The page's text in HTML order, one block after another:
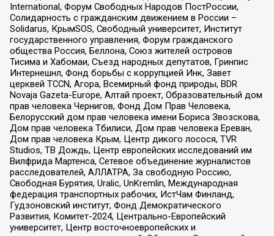
International, Форум Свободных Народов ПостРоссии,
Солидарность с гражданским движением в России –
Solidarus, КрымSOS, Свободный университет, Институт
государственного управления, Форум гражданского
общества Россия, Беллона, Союз жителей островов
Тисима и Хабомаи, Съезд народных депутатов, Гринпис
Интернешнл, Фонд борьбы с коррупцией Инк, Завет
церквей TCCN, Агора, Всемирный фонд природы, BDR
Novaja Gazeta-Europe, Алтай проект, Образовательный дом
прав человека Чернигов, Фонд Дом Прав Человека,
Белорусский дом прав человека имени Бориса Звозскова,
Дом прав человека Тбилиси, Дом прав человека Ереван,
Дом прав человека Крым, Центр дикого лосося, TVR
Studios, ТВ Дождь, Центр европейских исследований им
Вилфрида Мартенса, Сетевое объединение журналистов
расследователей, АЛЛАТРА, За свободную Россию,
Свободная Бурятия, Uralic, UnKremlin, Международная
федерация транспортных рабочих, ИстЧам Финланд,
Гудзоновский институт, Фонд Демократического
Развития, Комитет-2024, Центрально-Европейский
университет, Центр восточноевропейских и